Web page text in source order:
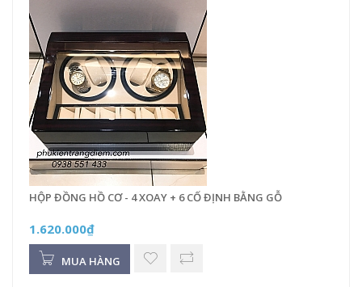
HỘP ĐỒNG HỒ CƠ - 4 XOAY + 6 CỐ ĐỊNH BẰNG GỖ
1.620.000₫
MUA HÀNG